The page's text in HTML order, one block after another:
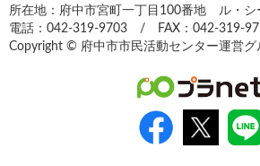
所在地：府中市宮町一丁目100番地 ル・シ
電話：042-319-9703 / FAX：042-319-
Copyright © 府中市市民活動センター運営グ